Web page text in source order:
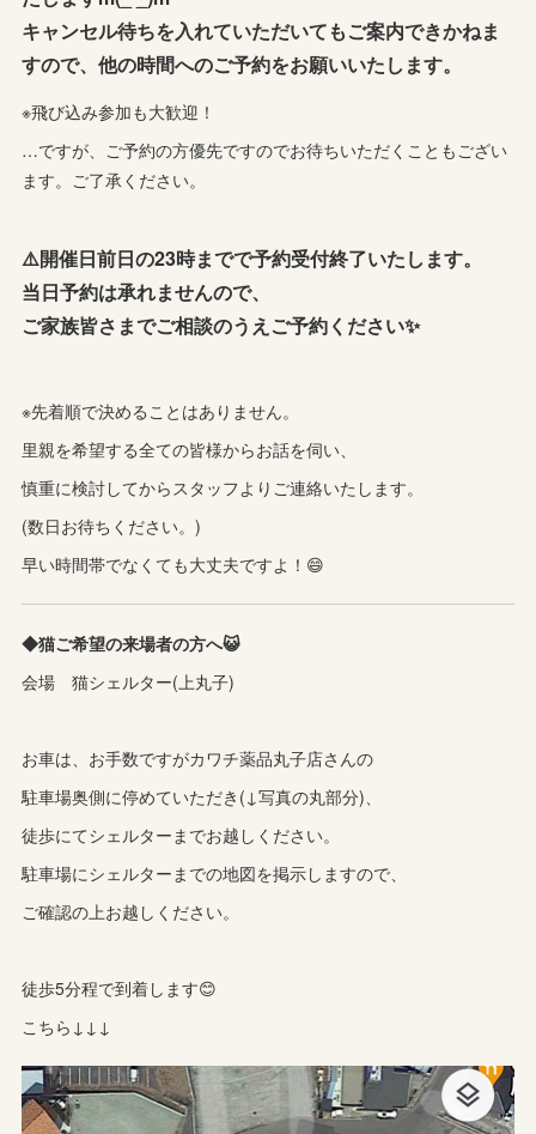
キャンセル待ちを入れていただいてもご案内できかねま
すので、他の時間へのご予約をお願いいたします。
※飛び込み参加も大歓迎！
…ですが、ご予約の方優先ですのでお待ちいただくこともござい
ます。ご了承ください。
⚠️開催日前日の23時までで予約受付終了いたします。
当日予約は承れませんので、
ご家族皆さまでご相談のうえご予約ください✨
※先着順で決めることはありません。
里親を希望する全ての皆様からお話を伺い、
慎重に検討してからスタッフよりご連絡いたします。
(数日お待ちください。)
早い時間帯でなくても大丈夫ですよ！😄
◆猫ご希望の来場者の方へ😺
会場 猫シェルター(上丸子)
お車は、お手数ですがカワチ薬品丸子店さんの
駐車場奥側に停めていただき(↓写真の丸部分)、
徒歩にてシェルターまでお越しください。
駐車場にシェルターまでの地図を掲示しますので、
ご確認の上お越しください。
徒歩5分程で到着します😊
こちら↓↓↓